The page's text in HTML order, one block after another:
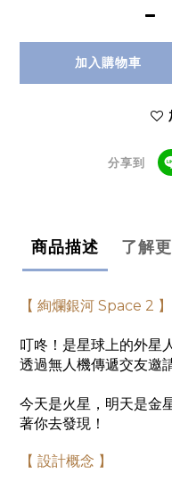
加入購物車
分享到
商品描述 了解
【 絢爛銀河 Space 2 】
叮咚！是星球上的外星
透過無人機傳遞交友邀
今天是火星，明天是金
著你去發現！
【 設計概念 】